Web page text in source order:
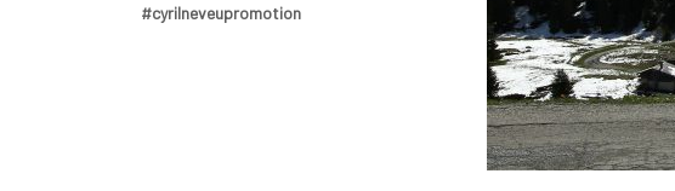
#cyrilneveupromotion